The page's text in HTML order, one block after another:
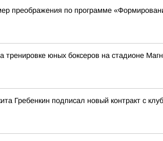
преображения по программе
юных боксеров на стадионе
Гребенкин подписал новый контракт с